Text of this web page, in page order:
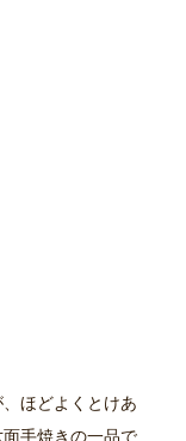
ほどよくとけあ
手焼きの一品で